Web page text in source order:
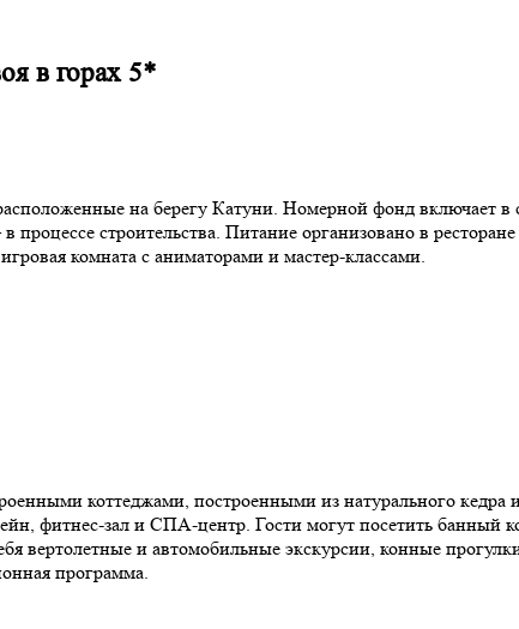
в горах 5*
на берегу Катуни. Номерной фонд включает
строительства. Питание организовано в
комната с аниматорами и мастер-классами.
коттеджами, построенными из натурального кедра
фитнес-зал и СПА-центр. Гости могут посетить банный
вертолетные и автомобильные экскурсии, конные
программа.